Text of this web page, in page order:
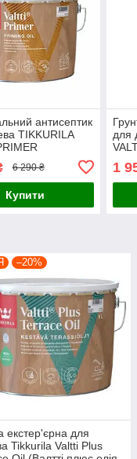
антисептик
TIKKURILA
9л
6 290 ₴
Купити
для
1
–20%
екстер'єрна для
Tikkurila Valtti Plus